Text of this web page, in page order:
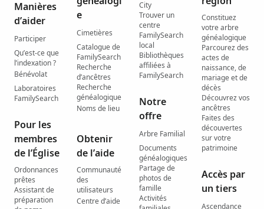
Manières
d’aider
Participer
Qu’est-ce que
l’indexation ?
Bénévolat
Laboratoires
FamilySearch
Pour les
membres
de l’Église
Ordonnances
prêtes
Assistant de
préparation
e
Cimetières
Catalogue de
FamilySearch
Recherche
d’ancêtres
Recherche
généalogique
Noms de lieu
Obtenir
de l’aide
Communauté
des
utilisateurs
Centre d’aide
City
Trouver un
centre
FamilySearch
local
Bibliothèques
affiliées à
FamilySearch
Notre
offre
Arbre Familial
Documents
généalogiques
Partage de
photos de
famille
Activités
Constituez
votre arbre
généalogique
Parcourez des
actes de
naissance, de
mariage et de
décès
Découvrez vos
ancêtres
Faites des
découvertes
sur votre
patrimoine
Accès par
un tiers
Ascendance